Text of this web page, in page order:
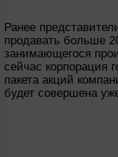
Ранее
продавать больше
занимающегося
сейчас корпорация
пакета акций
будет совершена